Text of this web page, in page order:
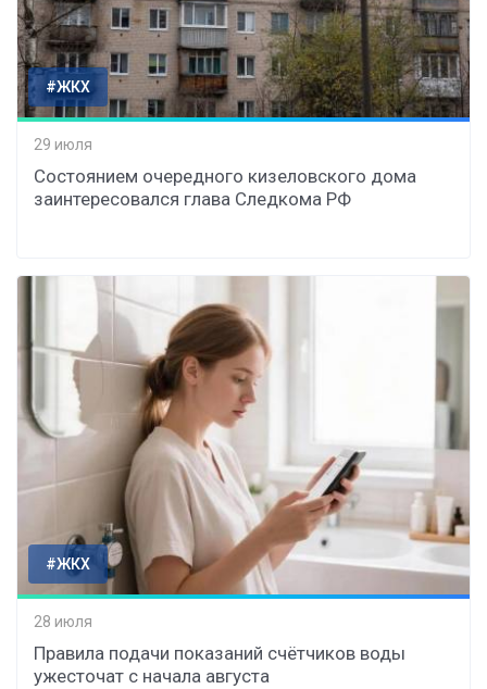
#ЖКХ
29 июля
Состоянием очередного кизеловского дома
заинтересовался глава Следкома РФ
#ЖКХ
28 июля
Правила подачи показаний счётчиков воды
ужесточат с начала августа